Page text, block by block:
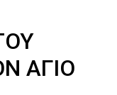
ΑΓΙΟ